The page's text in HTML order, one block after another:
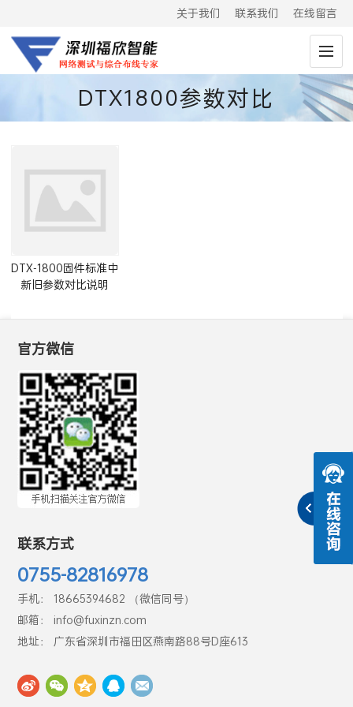
关于我们 联系我们 在线留言
DTX1800参数对比
DTX-1800固件标准中
新旧参数对比说明
官方微信
联系方式
0755-82816978
手机： 18665394682 （微信同号）
邮箱： info@fuxinzn.com
地址： 广东省深圳市福田区燕南路88号D座613